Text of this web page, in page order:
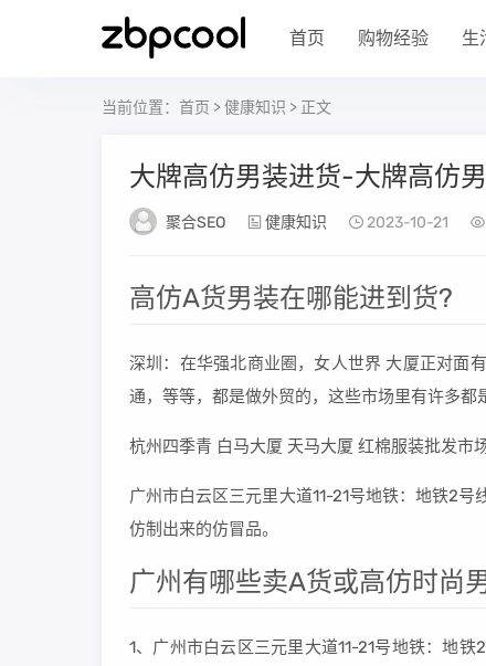
首页 购物经验 生
当前位置： 首页 >健康知识 > 正文
大牌高仿男装进货-大牌高仿
聚合SEO 健康知识 2023-10-21
高仿A货男装在哪能进到货?
深圳：在华强北商业圈，女人世界 大厦正对面
通，等等，都是做外贸的，这些市场里有许多都
杭州四季青 白马大厦 天马大厦 红棉服装批发市
广州市白云区三元里大道11-21号地铁：地铁2
仿制出来的仿冒品。
广州有哪些卖A货或高仿时尚
1、广州市白云区三元里大道11-21号地铁：地